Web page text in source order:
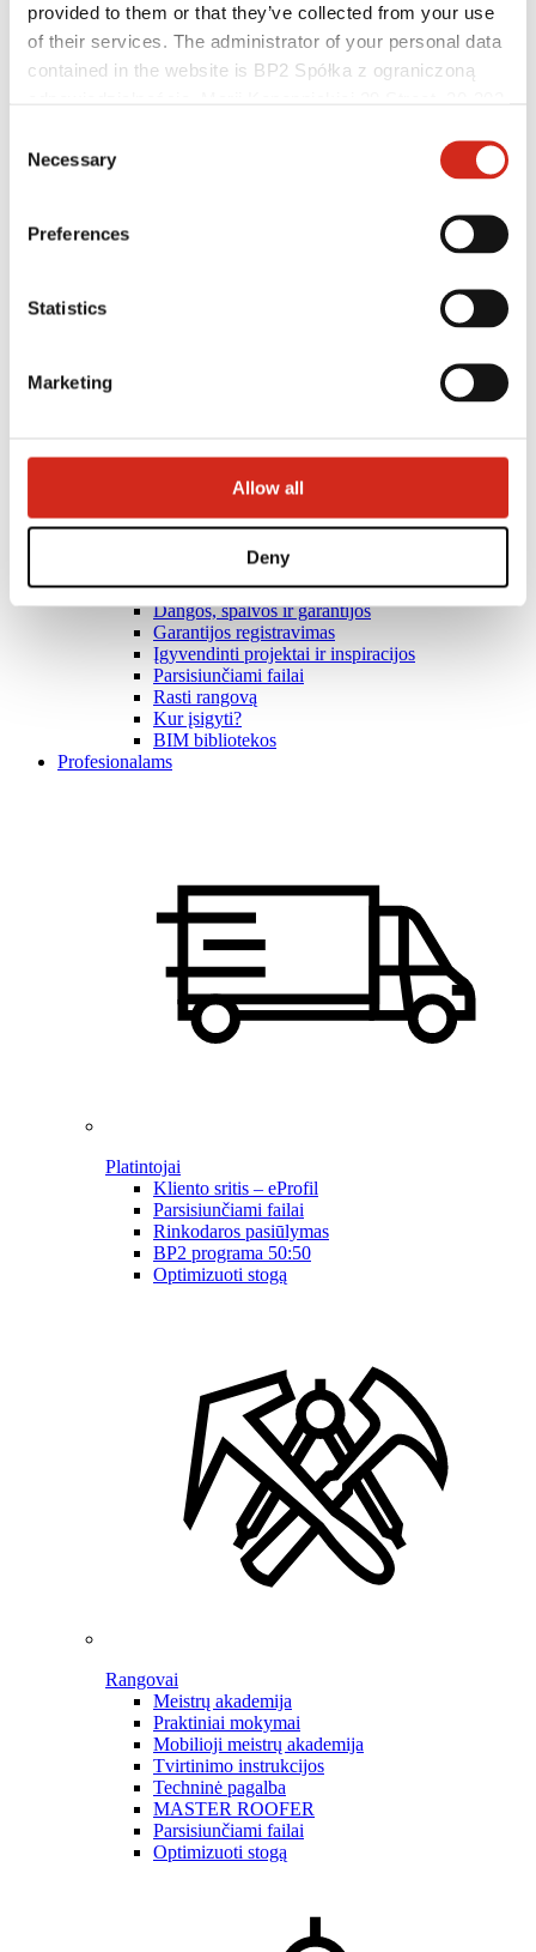
provided to them or that they’ve collected from your use
of their services. The administrator of your personal data
contained in the website is BP2 Spółka z ograniczoną
121387608.
Selection
Necessary
Preferences
Statistics
Marketing
Allow all
Deny
Naudingos nuorodos
Dangos, spalvos ir garantijos
Garantijos registravimas
Įgyvendinti projektai ir inspiracijos
Parsisiunčiami failai
Rasti rangovą
Kur įsigyti?
BIM bibliotekos
Profesionalams
Platintojai
Kliento sritis – eProfil
Parsisiunčiami failai
Rinkodaros pasiūlymas
BP2 programa 50:50
Optimizuoti stogą
Rangovai
Meistrų akademija
Praktiniai mokymai
Mobilioji meistrų akademija
Tvirtinimo instrukcijos
Techninė pagalba
MASTER ROOFER
Parsisiunčiami failai
Optimizuoti stogą